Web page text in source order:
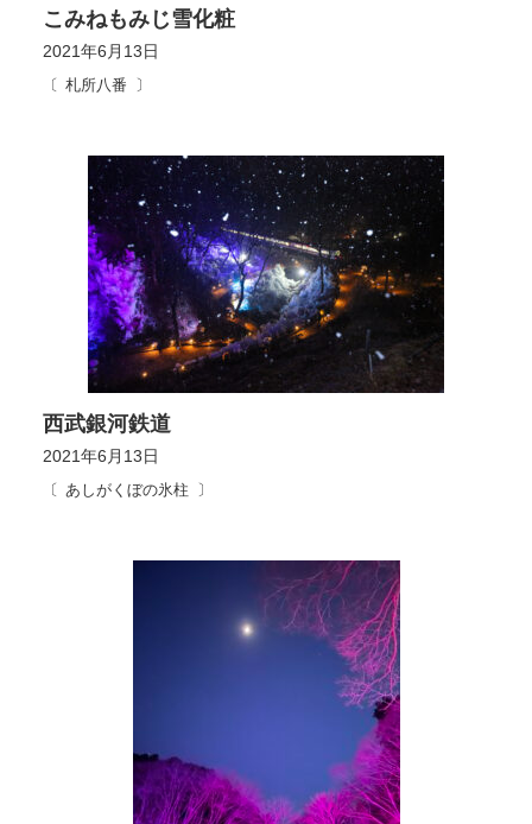
2021年6月13日
札所八番
こみねもみじ雪化粧
2021年6月13日
あしがくぼの氷柱
西武銀河鉄道